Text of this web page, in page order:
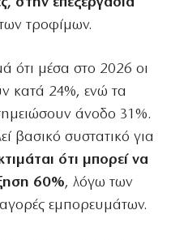
των τροφίμων.
ότι μέσα στο 2026 οι
κατά 24%, ενώ τα
άνοδο 31%.
βασικό συστατικό για
ότι μπορεί να
60%, λόγω των
εμπορευμάτων.